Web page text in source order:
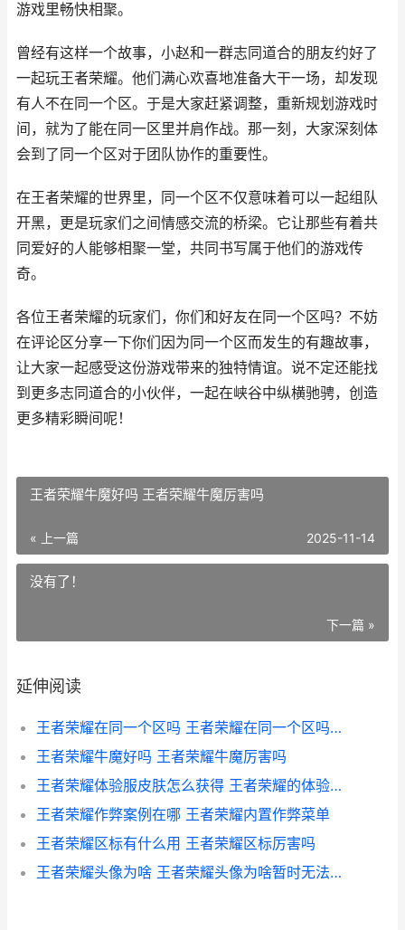
游戏里畅快相聚。
曾经有这样一个故事，小赵和一群志同道合的朋友约好了
一起玩王者荣耀。他们满心欢喜地准备大干一场，却发现
有人不在同一个区。于是大家赶紧调整，重新规划游戏时
间，就为了能在同一区里并肩作战。那一刻，大家深刻体
会到了同一个区对于团队协作的重要性。
在王者荣耀的世界里，同一个区不仅意味着可以一起组队
开黑，更是玩家们之间情感交流的桥梁。它让那些有着共
同爱好的人能够相聚一堂，共同书写属于他们的游戏传
奇。
各位王者荣耀的玩家们，你们和好友在同一个区吗？不妨
在评论区分享一下你们因为同一个区而发生的有趣故事，
让大家一起感受这份游戏带来的独特情谊。说不定还能找
到更多志同道合的小伙伴，一起在峡谷中纵横驰骋，创造
更多精彩瞬间呢！
王者荣耀牛魔好吗 王者荣耀牛魔厉害吗
« 上一篇 2025-11-14
没有了！
下一篇 »
延伸阅读
王者荣耀在同一个区吗 王者荣耀在同一个区吗怎么登录
王者荣耀牛魔好吗 王者荣耀牛魔厉害吗
王者荣耀体验服皮肤怎么获得 王者荣耀的体验服皮肤怎么得
王者荣耀作弊案例在哪 王者荣耀内置作弊菜单
王者荣耀区标有什么用 王者荣耀区标厉害吗
王者荣耀头像为啥 王者荣耀头像为啥暂时无法查看